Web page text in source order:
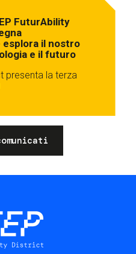
FuturAbility
il nostro
e il futuro
presenta la terza